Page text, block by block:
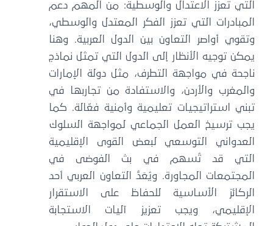
التي تعزز الاعتدال والوسطية: من المهم دعم
المبادرات التي تعزز الفكر المعتدل والوسطي،
وتقوي أواصر التعاون بين الدول العربية. وهنا
يمكن توجيه الأنظار إلى الدول التي تمثل نماذج
ناجحة في مواجهة التطرف، مثل دولة الإمارات
والمغرب والأردن، والاستفادة من تجاربها في
تبني استراتيجيات تعليمية وأمنية فعّالة. كما
يجب ترسيخ العمل الجماعي لمواجهة السلوك
العدواني التوسعي لبعض القوى الإقليمية
التي قد تُسهم في بث الفوضى في
المجتمعات المجاورة. ويُعَدُّ التعاون العربي أحد
الركائز الأساسية للحفاظ على الاستقرار
الإقليمي، ويجب تعزيز آليات الاستجابة